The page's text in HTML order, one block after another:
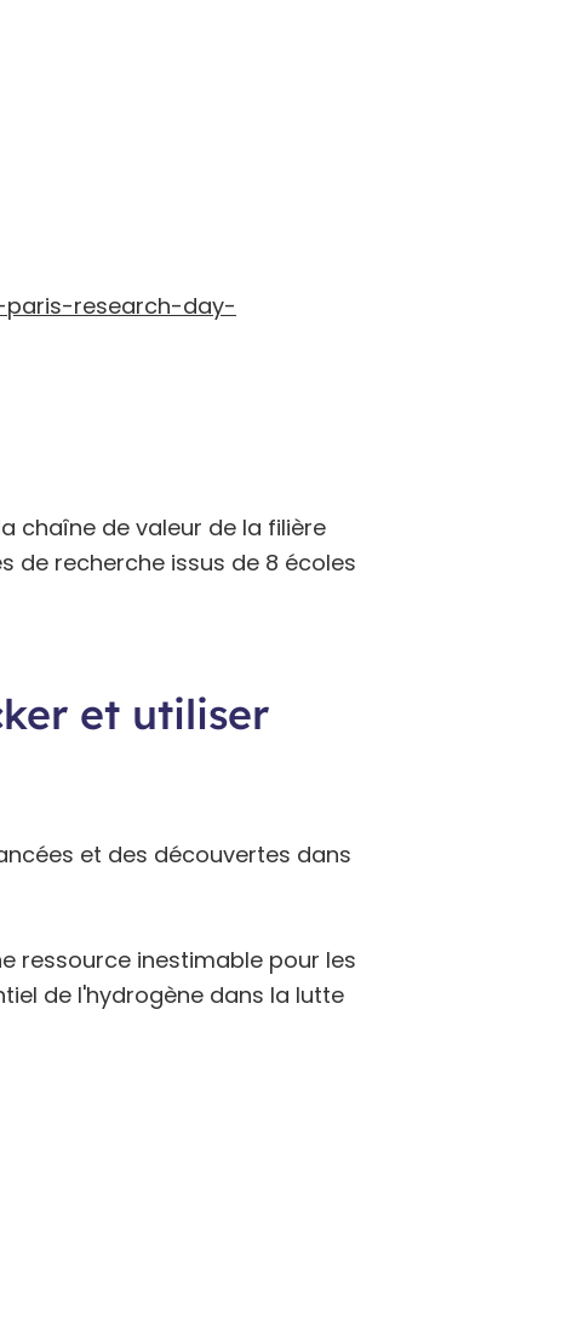
paris-research-day-
chaîne de valeur de la filière
de recherche issus de 8 écoles
et utiliser
et des découvertes dans
ressource inestimable pour les
de l'hydrogène dans la lutte